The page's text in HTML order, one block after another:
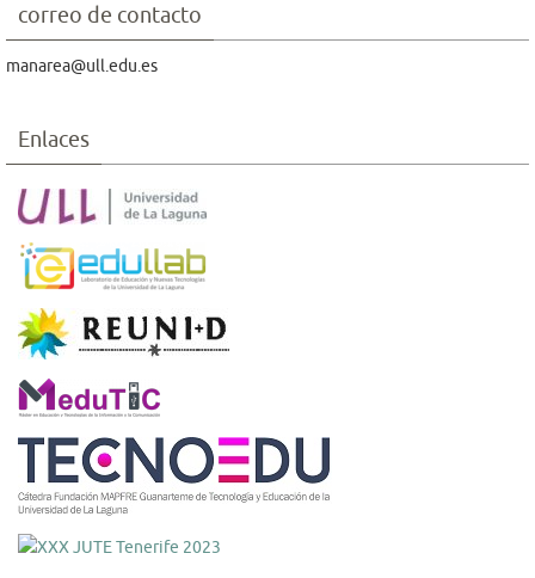
correo de contacto
manarea@ull.edu.es
Enlaces